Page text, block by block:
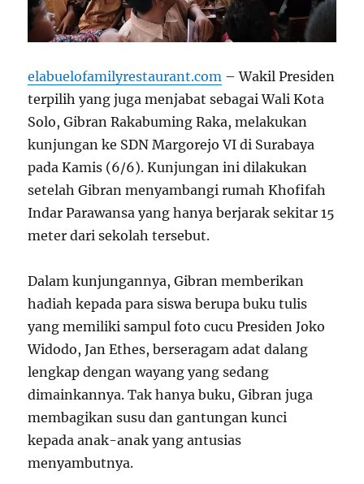
elabuelofamilyrestaurant.com – Wakil Presiden
terpilih yang juga menjabat sebagai Wali Kota
Solo, Gibran Rakabuming Raka, melakukan
kunjungan ke SDN Margorejo VI di Surabaya
pada Kamis (6/6). Kunjungan ini dilakukan
setelah Gibran menyambangi rumah Khofifah
Indar Parawansa yang hanya berjarak sekitar 15
meter dari sekolah tersebut.
Dalam kunjungannya, Gibran memberikan
hadiah kepada para siswa berupa buku tulis
yang memiliki sampul foto cucu Presiden Joko
Widodo, Jan Ethes, berseragam adat dalang
lengkap dengan wayang yang sedang
dimainkannya. Tak hanya buku, Gibran juga
membagikan susu dan gantungan kunci
kepada anak-anak yang antusias
menyambutnya.